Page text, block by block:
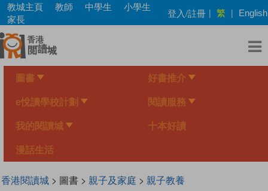
Skip
main
content
教城主頁 教師 中學生
小學生
家長
登入/註冊 | 繁 | English
圖書 好書推介
e悅讀學校計劃 閱讀服務
我的閱讀城 十本好讀
漫話生活
香港閱讀城> 圖書 > 親子及家庭 > 親子教養